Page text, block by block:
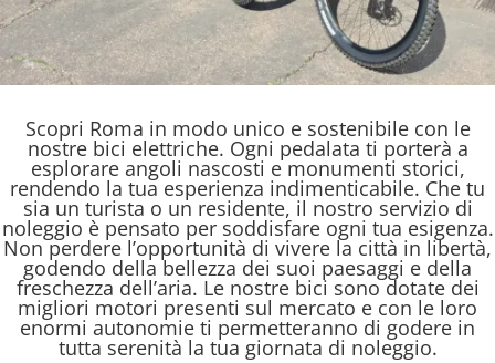
Scopri Roma in modo unico e sostenibile con le
nostre bici elettriche. Ogni pedalata ti porterà a
esplorare angoli nascosti e monumenti storici,
rendendo la tua esperienza indimenticabile. Che tu
sia un turista o un residente, il nostro servizio di
noleggio è pensato per soddisfare ogni tua esigenza.
Non perdere l’opportunità di vivere la città in libertà,
godendo della bellezza dei suoi paesaggi e della
freschezza dell’aria. Le nostre bici sono dotate dei
migliori motori presenti sul mercato e con le loro
enormi autonomie ti permetteranno di godere in
tutta serenità la tua giornata di noleggio.